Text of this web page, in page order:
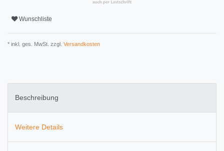
Wunschliste
* inkl. ges. MwSt. zzgl. Versandkosten
Beschreibung
Weitere Details